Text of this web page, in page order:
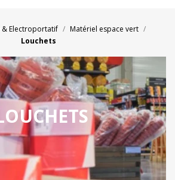
& Electroportatif
Matériel espace vert
Louchets